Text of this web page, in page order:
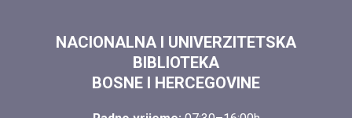
NACIONALNA I UNIVERZITETSKA
BIBLIOTEKA
BOSNE I HERCEGOVINE